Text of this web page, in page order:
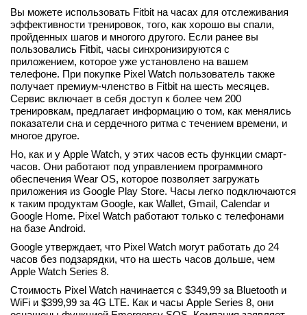
Вы можете использовать Fitbit на часах для отслеживания
эффективности тренировок, того, как хорошо вы спали,
пройденных шагов и многого другого. Если ранее вы
пользовались Fitbit, часы синхронизируются с
приложением, которое уже установлено на вашем
телефоне. При покупке Pixel Watch пользователь также
получает премиум-членство в Fitbit на шесть месяцев.
Сервис включает в себя доступ к более чем 200
тренировкам, предлагает информацию о том, как менялись
показатели сна и сердечного ритма с течением времени, и
многое другое.
Но, как и у Apple Watch, у этих часов есть функции смарт-
часов. Они работают под управлением программного
обеспечения Wear OS, которое позволяет загружать
приложения из Google Play Store. Часы легко подключаются
к таким продуктам Google, как Wallet, Gmail, Calendar и
Google Home. Pixel Watch работают только с телефонами
на базе Android.
Google утверждает, что Pixel Watch могут работать до 24
часов без подзарядки, что на шесть часов дольше, чем
Apple Watch Series 8.
Стоимость Pixel Watch начинается с $349,99 за Bluetooth и
WiFi и $399,99 за 4G LTE. Как и часы Apple Series 8, они